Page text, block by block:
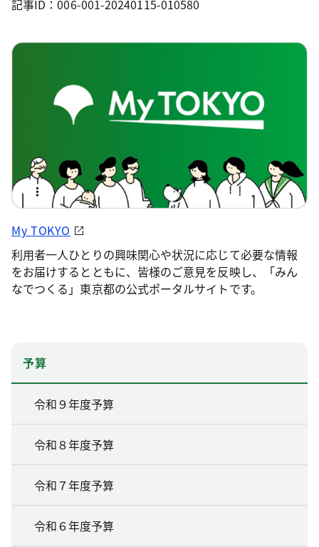
記事ID：006-001-20240115-010580
My TOKYO
利用者一人ひとりの興味関心や状況に応じて必要な情報
をお届けするとともに、皆様のご意見を反映し、「みん
なでつくる」東京都の公式ポータルサイトです。
予算
令和９年度予算
令和８年度予算
令和７年度予算
令和６年度予算